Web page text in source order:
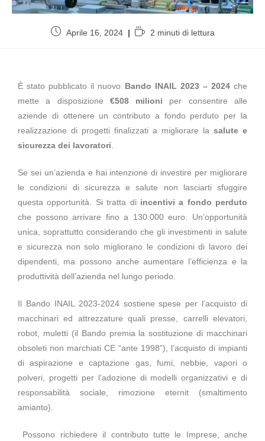
Aprile 16, 2024 2 minuti di lettura
È stato pubblicato il nuovo Bando INAIL 2023 – 2024che
mette a disposizione €508 milioni per consentire alle
aziende di ottenere un contributo a fondo perduto per la
realizzazione di progetti finalizzati a migliorare la salute e
sicurezza dei lavoratori
Se sei un’azienda e hai intenzione di investire per migliorare
le condizioni di sicurezza e salute non lasciarti sfuggire
questa opportunità. Si tratta di incentivi a fondo perduto
che possono arrivare fino a 130.000 euro. Un’opportunità
unica, soprattutto considerando che gli investimenti in salute
e sicurezza non solo migliorano le condizioni di lavoro dei
dipendenti, ma possono anche aumentare l’efficienza e la
produttività dell’azienda nel lungo periodo.
Il Bando INAIL 2023-2024 sostiene spese per l’acquisto di
macchinari ed attrezzature quali presse, carrelli elevatori,
robot, muletti (il Bando premia la sostituzione di macchinari
obsoleti non marchiati CE “ante 1998”), l’acquisto di impianti
di aspirazione e captazione gas, fumi, nebbie, vapori o
polveri, progetti per l’adozione di modelli organizzativi e di
responsabilità sociale, rimozione eternit (smaltimento
amianto).
Possono richiedere il contributo tutte le Imprese, anche